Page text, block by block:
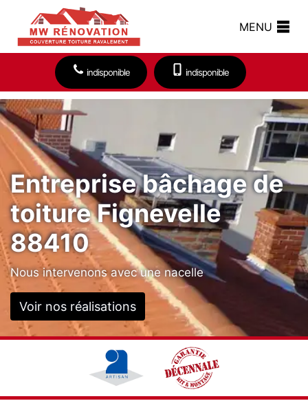
MENU
indisponible indisponible
Entreprise bâchage de
toiture Fignevelle
88410
Nous intervenons avec une nacelle
Voir nos réalisations